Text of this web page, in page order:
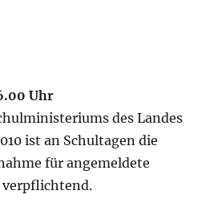
Uhr
des Landes
ist an Schultagen die
für angemeldete
verpflichtend.